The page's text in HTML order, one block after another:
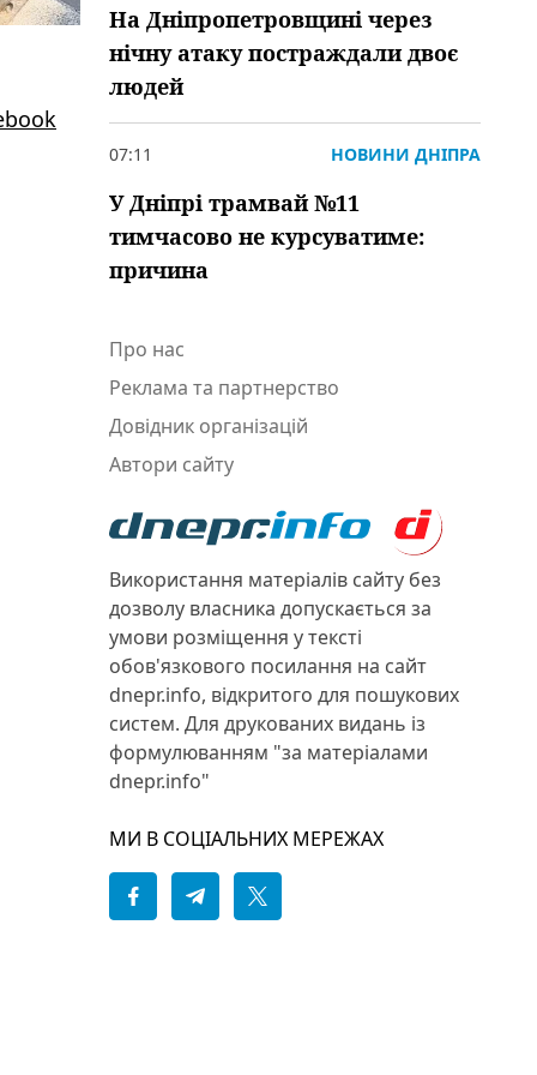
На Дніпропетровщині через
нічну атаку постраждали двоє
людей
07:11 НОВИНИ ДНІПРА
У Дніпрі трамвай №11
тимчасово не курсуватиме:
причина
Про нас
Реклама та партнерство
Довідник організацій
Автори сайту
Використання матеріалів сайту без
дозволу власника допускається за
умови розміщення у тексті
обов'язкового посилання на сайт
dnepr.info, відкритого для пошукових
систем. Для друкованих видань із
формулюванням "за матеріалами
dnepr.info"
МИ В СОЦІАЛЬНИХ МЕРЕЖАХ